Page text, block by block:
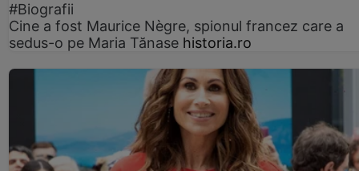
#Biografii
Cine a fost Maurice Nègre, spionul francez care a
sedus-o pe Maria Tănase historia.ro